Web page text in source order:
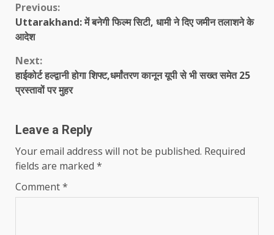
Continue
Reading
Previous:
Uttarakhand: में बनेगी फिल्म सिटी, धामी ने दिए जमीन तलाशने के
आदेश
Next:
हाईकोर्ट हल्द्वानी होगा शिफ्ट,धर्मांतरण कानून यूपी से भी सख्त समेत 25
प्रस्तावों पर मुहर
Leave a Reply
Your email address will not be published. Required
fields are marked *
Comment*